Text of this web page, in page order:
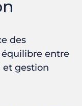
des
entre
gestion